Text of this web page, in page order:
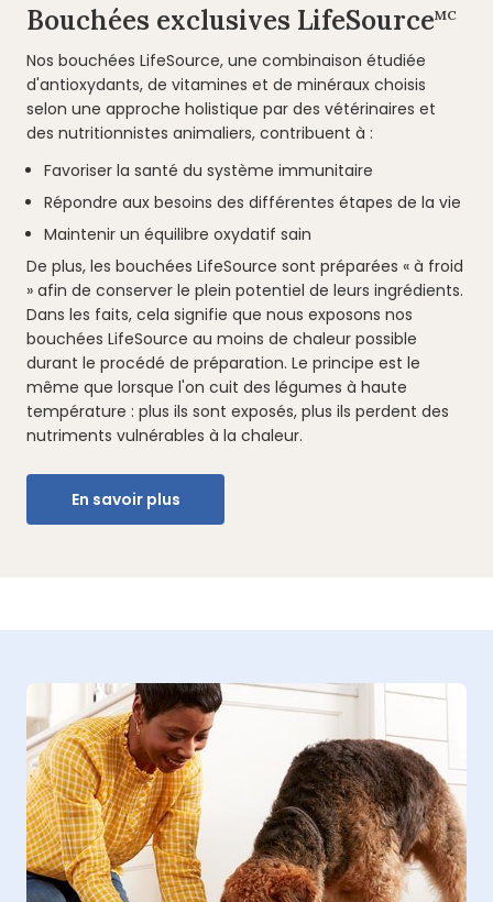
Bouchées exclusives LifeSourceMC
Nos bouchées LifeSource, une combinaison étudiée
d'antioxydants, de vitamines et de minéraux choisis
selon une approche holistique par des vétérinaires et
des nutritionnistes animaliers, contribuent à :
Favoriser la santé du système immunitaire
Répondre aux besoins des différentes étapes de la vie
Maintenir un équilibre oxydatif sain
De plus, les bouchées LifeSource sont préparées « à froid
» afin de conserver le plein potentiel de leurs ingrédients.
Dans les faits, cela signifie que nous exposons nos
bouchées LifeSource au moins de chaleur possible
durant le procédé de préparation. Le principe est le
même que lorsque l'on cuit des légumes à haute
température : plus ils sont exposés, plus ils perdent des
nutriments vulnérables à la chaleur.
En savoir plus